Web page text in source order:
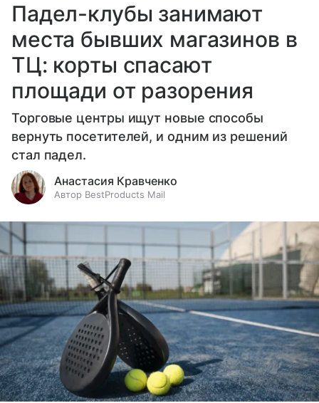
Падел-клубы занимают
места бывших магазинов в
ТЦ: корты спасают
площади от разорения
Торговые центры ищут новые способы
вернуть посетителей, и одним из решений
стал падел.
Анастасия Кравченко
Автор BestProducts Mail